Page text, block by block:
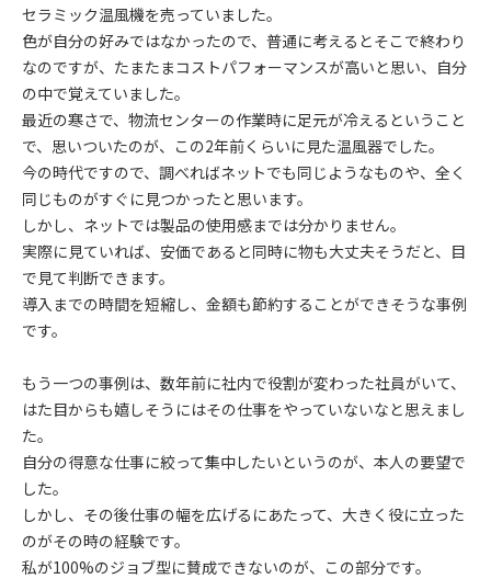
セラミック温風機を売っていました。
色が自分の好みではなかったので、普通に考えるとそこで終わり
なのですが、たまたまコストパフォーマンスが高いと思い、自分
の中で覚えていました。
最近の寒さで、物流センターの作業時に足元が冷えるということ
で、思いついたのが、この2年前くらいに見た温風器でした。
今の時代ですので、調べればネットでも同じようなものや、全く
同じものがすぐに見つかったと思います。
しかし、ネットでは製品の使用感までは分かりません。
実際に見ていれば、安価であると同時に物も大丈夫そうだと、目
で見て判断できます。
導入までの時間を短縮し、金額も節約することができそうな事例
です。
もう一つの事例は、数年前に社内で役割が変わった社員がいて、
はた目からも嬉しそうにはその仕事をやっていないなと思えまし
た。
自分の得意な仕事に絞って集中したいというのが、本人の要望で
した。
しかし、その後仕事の幅を広げるにあたって、大きく役に立った
のがその時の経験です。
私が100%のジョブ型に賛成できないのが、この部分です。